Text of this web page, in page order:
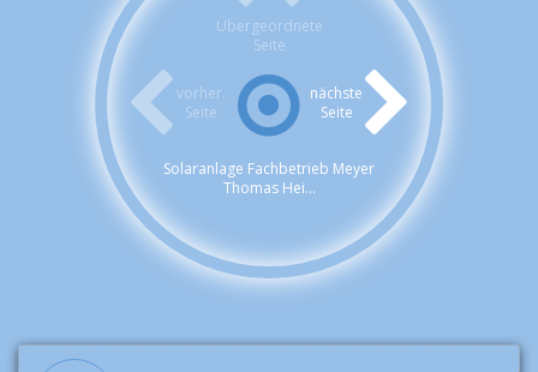
Übergeordnete
Seite
vorher.
Seite
nächste
Seite
Solaranlage Fachbetrieb Meyer
Thomas Hei...